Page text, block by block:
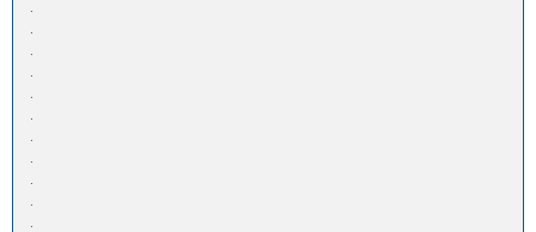
.
.
.
.
.
.
.
.
.
.
.